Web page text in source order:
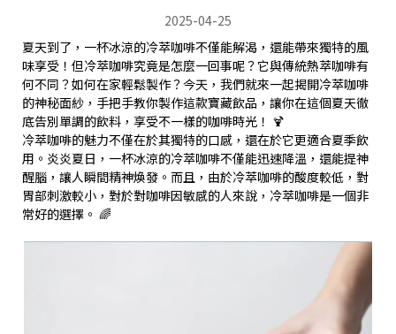
2025-04-25
夏天到了，一杯冰涼的冷萃咖啡不僅能解渴，還能帶來獨特的風
味享受！但冷萃咖啡究竟是怎麼一回事呢？它與傳統熱萃咖啡有
何不同？如何在家輕鬆製作？今天，我們就來一起揭開冷萃咖啡
的神秘面紗，手把手教你製作這款寶藏飲品，讓你在這個夏天徹
底告別單調的飲料，享受不一樣的咖啡時光！ 🍹
冷萃咖啡的魅力不僅在於其獨特的口感，還在於它更適合夏季飲
用。炎炎夏日，一杯冰涼的冷萃咖啡不僅能迅速降溫，還能提神
醒腦，讓人瞬間精神煥發。而且，由於冷萃咖啡的酸度較低，對
胃部刺激較小，對於對咖啡因敏感的人來說，冷萃咖啡是一個非
常好的選擇。 🌈